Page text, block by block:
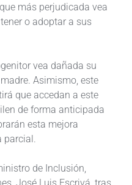
más perjudicada vea
o adoptar a sus
vea dañada su
Asimismo, este
que accedan a este
de forma anticipada
esta mejora
parcial.
de Inclusión,